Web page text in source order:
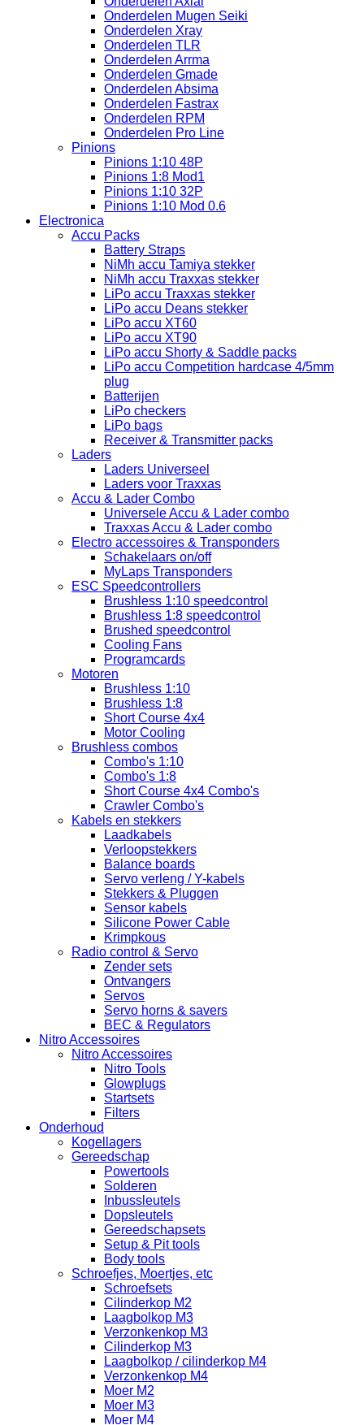
Onderdelen Mugen Seiki
Onderdelen Xray
Onderdelen TLR
Onderdelen Arrma
Onderdelen Gmade
Onderdelen Absima
Onderdelen Fastrax
Onderdelen RPM
Onderdelen Pro Line
Pinions
Pinions 1:10 48P
Pinions 1:8 Mod1
Pinions 1:10 32P
Pinions 1:10 Mod 0.6
Electronica
Accu Packs
Battery Straps
NiMh accu Tamiya stekker
NiMh accu Traxxas stekker
LiPo accu Traxxas stekker
LiPo accu Deans stekker
LiPo accu XT60
LiPo accu XT90
LiPo accu Shorty & Saddle packs
LiPo accu Competition hardcase 4/5mm
plug
Batterijen
LiPo checkers
LiPo bags
Receiver & Transmitter packs
Laders
Laders Universeel
Laders voor Traxxas
Accu & Lader Combo
Universele Accu & Lader combo
Traxxas Accu & Lader combo
Electro accessoires & Transponders
Schakelaars on/off
MyLaps Transponders
ESC Speedcontrollers
Brushless 1:10 speedcontrol
Brushless 1:8 speedcontrol
Brushed speedcontrol
Cooling Fans
Programcards
Motoren
Brushless 1:10
Brushless 1:8
Short Course 4x4
Motor Cooling
Brushless combos
Combo's 1:10
Combo's 1:8
Short Course 4x4 Combo's
Crawler Combo's
Kabels en stekkers
Laadkabels
Verloopstekkers
Balance boards
Servo verleng / Y-kabels
Stekkers & Pluggen
Sensor kabels
Silicone Power Cable
Krimpkous
Radio control & Servo
Zender sets
Ontvangers
Servos
Servo horns & savers
BEC & Regulators
Nitro Accessoires
Nitro Accessoires
Nitro Tools
Glowplugs
Startsets
Filters
Onderhoud
Kogellagers
Gereedschap
Powertools
Solderen
Inbussleutels
Dopsleutels
Gereedschapsets
Setup & Pit tools
Body tools
Schroefjes, Moertjes, etc
Schroefsets
Cilinderkop M2
Laagbolkop M3
Verzonkenkop M3
Cilinderkop M3
Laagbolkop / cilinderkop M4
Verzonkenkop M4
Moer M2
Moer M3
Moer M4